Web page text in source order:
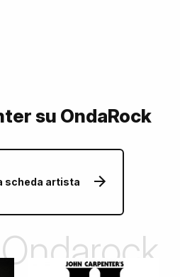
su OndaRock
scheda artista